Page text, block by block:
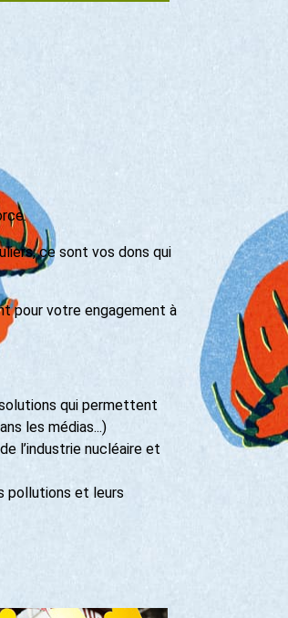
ce sont vos dons qui
pour votre engagement à
qui permettent
les médias...)
l’industrie nucléaire et
pollutions et leurs